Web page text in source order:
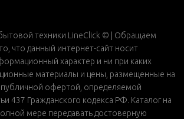
техники LineClick © | Обращаем
что данный интернет-сайт носит
характер и ни при каких
материалы и цены, размещенные на
публичной офертой, определяемой
437 Гражданского кодекса РФ. Каталог на
мере передавать достоверную